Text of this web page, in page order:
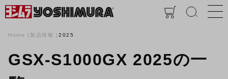
Home 製品情報 2025
GSX-S1000GX 2025の一